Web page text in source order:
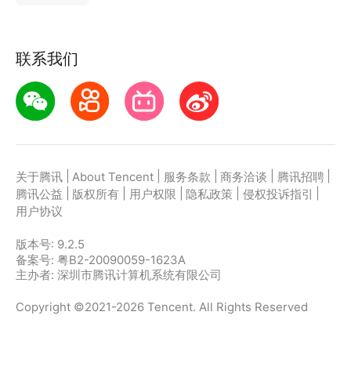
联系我们
关于腾讯 About Tencent 服务条款 商务洽谈 腾讯招聘
腾讯公益
版权所有 用户权限 隐私政策 侵权投诉指引
用户协议
版本号: 9.2.5
备案号: 粤B2-20090059-1623A
主办者: 深圳市腾讯计算机系统有限公司
Copyright ©2021-2026 Tencent. All Rights Reserved